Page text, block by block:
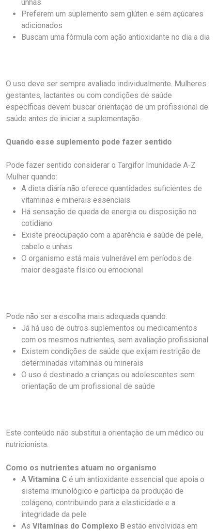
unhas
Preferem um suplemento sem glúten e sem açúcares
adicionados
Buscam uma fórmula com ação antioxidante no dia a dia
O uso deve ser sempre avaliado individualmente. Mulheres
gestantes, lactantes ou com condições de saúde
específicas devem buscar orientação de um profissional de
saúde antes de iniciar a suplementação.
Quando esse suplemento pode fazer sentido
Pode fazer sentido considerar o Targifor Imunidade A-Z
Mulher quando:
A dieta diária não oferece quantidades suficientes de
vitaminas e minerais essenciais
Há sensação de queda de energia ou disposição no
cotidiano
Existe preocupação com a aparência e saúde de pele,
cabelo e unhas
O organismo está mais vulnerável em períodos de
maior desgaste físico ou emocional
Pode não ser a escolha mais adequada quando:
Já há uso de outros suplementos ou medicamentos
com os mesmos nutrientes, sem avaliação profissional
Existem condições de saúde que exijam restrição de
determinadas vitaminas ou minerais
O uso é destinado a crianças ou adolescentes sem
orientação de um profissional de saúde
Este conteúdo não substitui a orientação de um médico ou
nutricionista.
Como os nutrientes atuam no organismo
A Vitamina C é um antioxidante essencial que apoia o
sistema imunológico e participa da produção de
colágeno, contribuindo para a elasticidade e a
integridade da pele
As Vitaminas do Complexo B estão envolvidas em